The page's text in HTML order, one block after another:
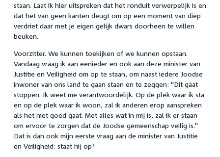
staan. Laat ik hier uitspreken dat het ronduit verwerpelijk is en
dat het van geen kanten deugt om op een moment van diep
verdriet daar met je eigen gelijk dwars doorheen te willen
beuken.
Voorzitter. We kunnen toekijken of we kunnen opstaan.
Vandaag vraag ik aan eenieder en ook aan deze minister van
Justitie en Veiligheid om op te staan, om naast iedere Joodse
inwoner van ons land te gaan staan en te zeggen: "Dit gaat
stoppen. Ik weet me verantwoordelijk. Op de plek waar ik sta
en op de plek waar ik woon, zal ik anderen erop aanspreken
als het niet goed gaat. Met alles wat in mij is, zal ik er staan
om ervoor te zorgen dat de Joodse gemeenschap veilig is."
Dat is dan ook mijn eerste vraag aan de minister van Justitie
en Veiligheid: staat hij op?